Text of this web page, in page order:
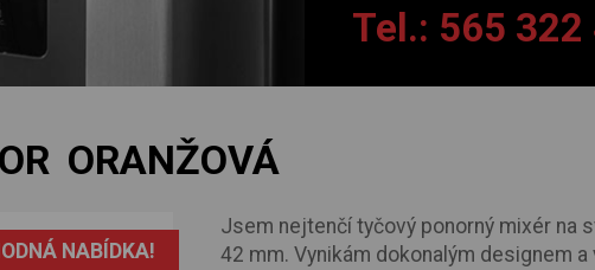
Tel.: 565 322
ORANŽOVÁ
Jsem nejtenčí tyčový ponorný mixér na
42 mm. Vynikám dokonalým designem
NABÍDKA!